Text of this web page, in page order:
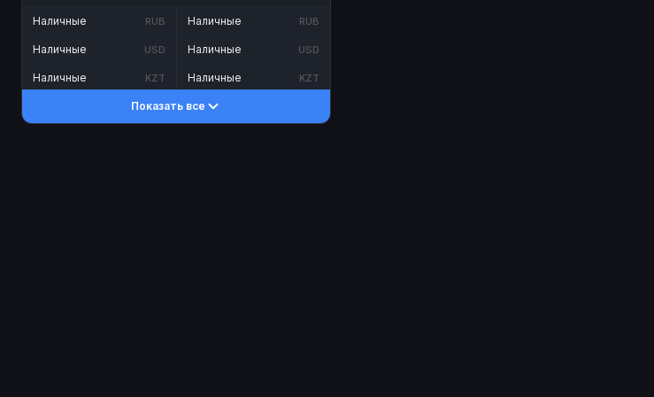
Наличные RUB
Наличные USD
Наличные KZT
Наличные RUB
Наличные USD
Наличные KZT
Показать все